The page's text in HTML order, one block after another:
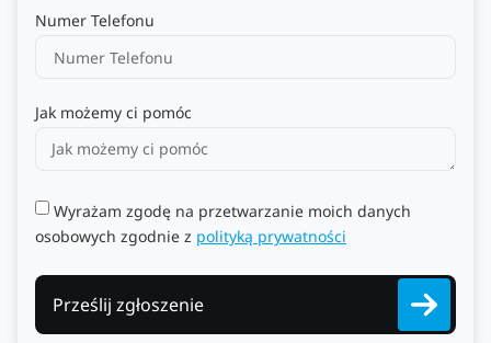
Numer Telefonu
Jak możemy ci pomóc
Wyrażam zgodę na przetwarzanie moich danych
osobowych zgodnie z polityką prywatności
Prześlij zgłoszenie